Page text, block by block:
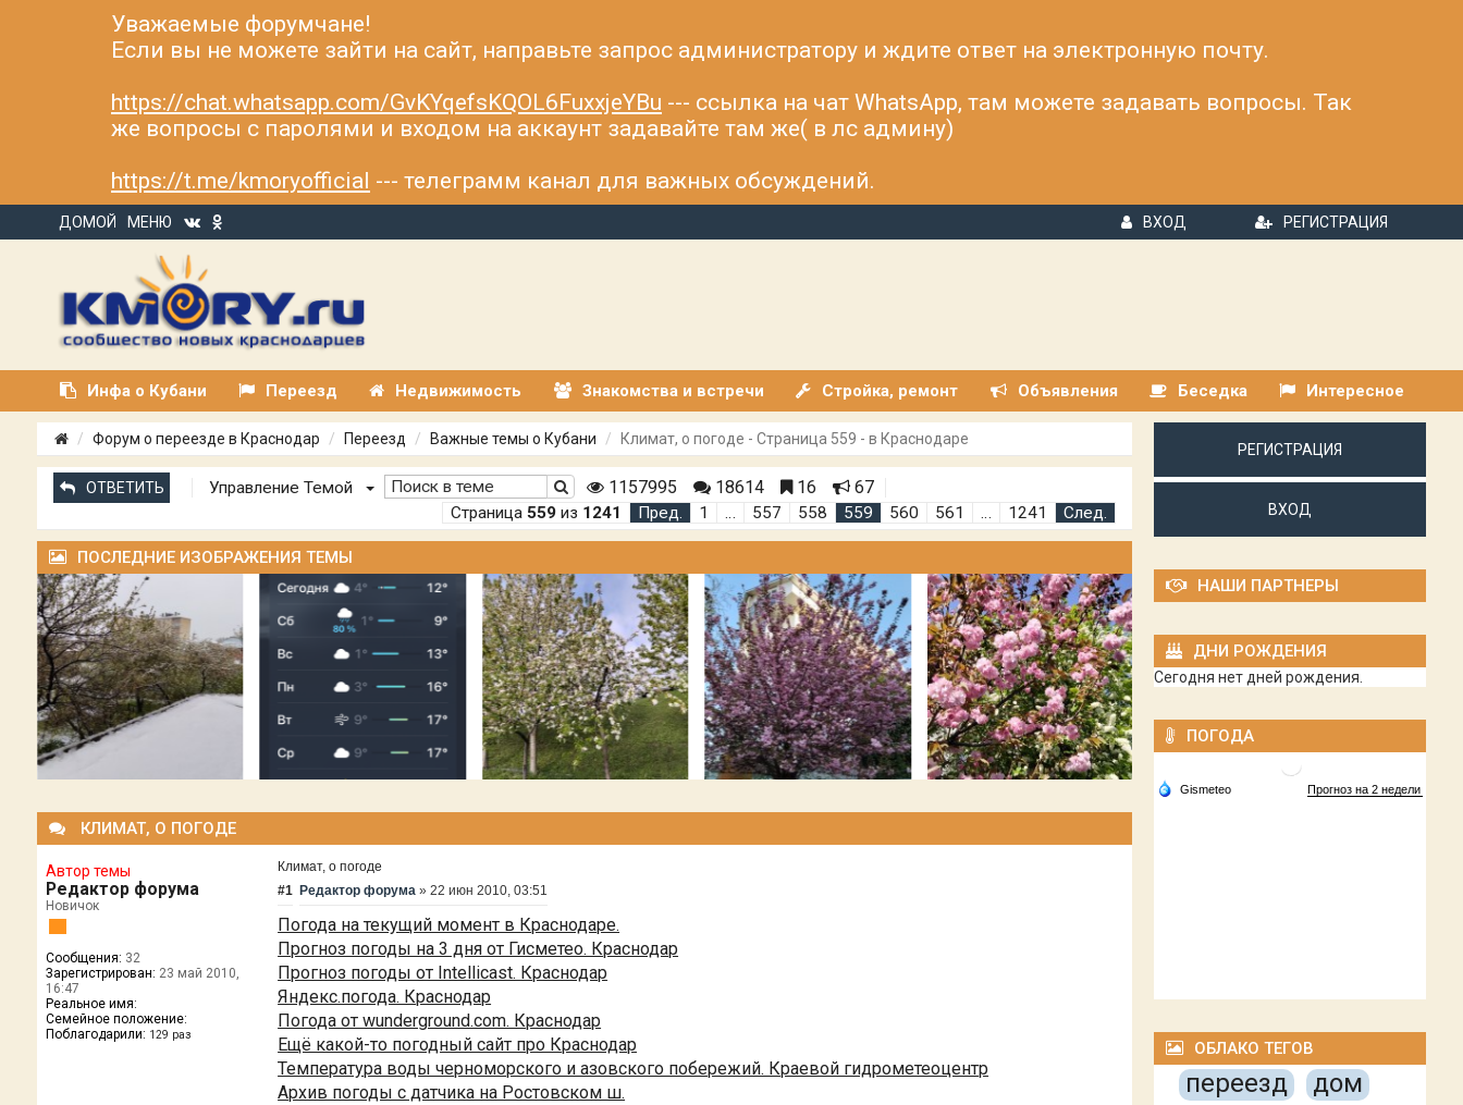
Уважаемые форумчане!
Если вы не можете зайти на сайт, направьте запрос администратору и ждите ответ на электронную почту.
https://chat.whatsapp.com/GvKYqefsKQOL6FuxxjeYBu --- ссылка на чат WhatsApp, там можете задавать вопросы. Так
же вопросы с паролями и входом на аккаунт задавайте там же( в лс админу)
https://t.me/kmoryofficial --- телеграмм канал для важных обсуждений.
ДОМОЙ МЕНЮ ВХОД РЕГИСТРАЦИЯ
Инфа о Кубани Переезд Недвижимость Знакомства и встречи Стройка, ремонт Объявления Беседка Интересное
Форум о переезде в Краснодар Переезд Важные темы о Кубани Климат, о погоде - Страница 559 - в Краснодаре
ОТВЕТИТЬ Управление Темой 1157995 18614 16 67
Страница559 из 1241 Пред. 1 … 557 558 559 560 561 … 1241 След.
ПОСЛЕДНИЕ ИЗОБРАЖЕНИЯ ТЕМЫ
КЛИМАТ, О ПОГОДЕ
Автор темы
Редактор форума
Новичок
Сообщения: 32
Зарегистрирован: 23 май 2010,
16:47
Реальное имя:
Семейное положение:
Поблагодарили: 129 раз
Климат, о погоде
#1 Редактор форума »22 июн 2010, 03:51
Погода на текущий момент в Краснодаре.
Прогноз погоды на 3 дня от Гисметео. Краснодар
Прогноз погоды от Intellicast. Краснодар
Яндекс.погода. Краснодар
Погода от wunderground.com. Краснодар
Ещё какой-то погодный сайт про Краснодар
Температура воды черноморского и азовского побережий. Краевой гидрометеоцентр
Архив погоды с датчика на Ростовском ш.
РЕГИСТРАЦИЯ
ВХОД
НАШИ ПАРТНЕРЫ
ДНИ РОЖДЕНИЯ
Сегодня нет дней рождения.
ПОГОДА
ОБЛАКО ТЕГОВ
переезд дом